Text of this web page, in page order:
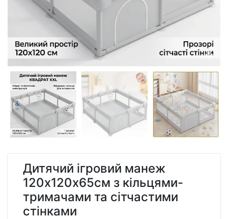
Дитячий ігровий манеж
120х120х65см з кільцями-
тримачами та сітчастими
стінками